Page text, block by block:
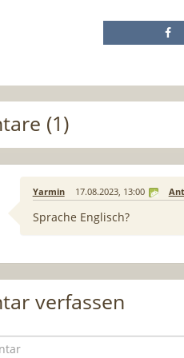
(1)
Yarmin 17.08.2023, 13:00
Sprache Englisch?
verfassen